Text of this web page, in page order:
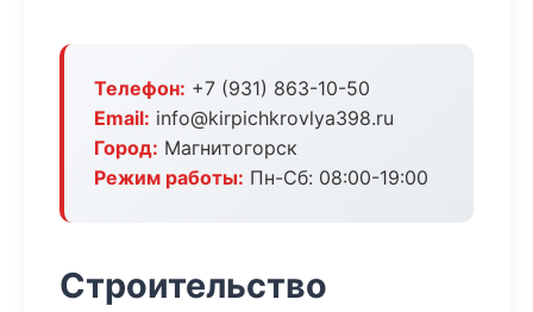
Телефон: +7 (931) 863-10-50
Email: info@kirpichkrovlya398.ru
Город: Магнитогорск
Режим работы: Пн-Сб: 08:00-19:00
Строительство